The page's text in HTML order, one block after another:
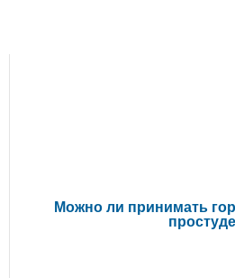
Можно ли принимать
простуде